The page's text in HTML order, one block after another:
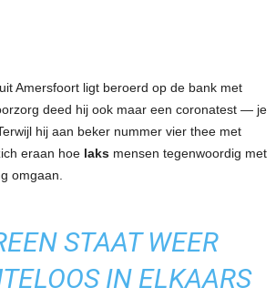
Amersfoort ligt beroerd op de bank met
deed hij ook maar een coronatest — je
hij aan beker nummer vier thee met
eraan hoe laks mensen tegenwoordig met
omgaan.
STAAT WEER
IN ELKAARS